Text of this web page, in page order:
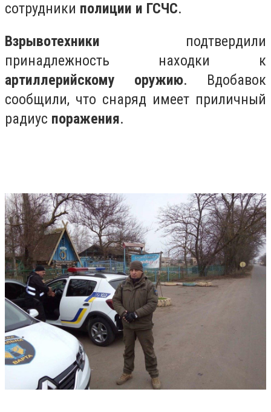
сотрудники полиции и ГСЧС.
Взрывотехники подтвердили
принадлежность находки к
артиллерийскому оружию. Вдобавок
сообщили, что снаряд имеет приличный
радиус поражения.